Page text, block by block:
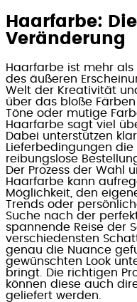
Haarfarbe:
Veränderung
Haarfarbe ist mehr
des äußeren
Welt der Kreativität
über das bloße
Töne oder mutige
Haarfarbe sagt viel
Dabei unterstützen
Lieferbedingungen
reibungslose
Der Prozess der Wahl
Haarfarbe kann
Möglichkeit, den
Trends oder
Suche nach der
spannende Reise der
verschiedensten
genau die Nuance
gewünschten Look
bringt. Die richtigen
können diese auch
geliefert werden.